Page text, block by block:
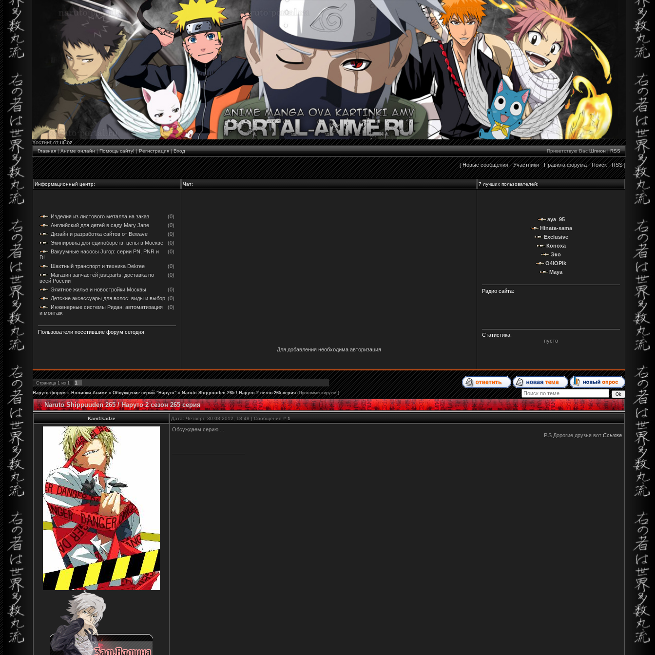
Хостинг отuCoz
Главная|Аниме онлайн|Помощь сайту!|Регистрация|Вход Приветствую Вас Шпион|RSS
[Новые сообщения·Участники·Правила форума·Поиск·RSS]
Информационный центр: Чат: 7 лучших пользователей:
Изделия из листового металла на заказ
(0)
Английский для детей в саду Mary Jane
(0)
Дизайн и разработка сайтов от Bewave
(0)
Экипировка для единоборств: цены в Москве
(0)
Вакуумные насосы Jurop: серии PN, PNR и
DL
(0)
Шахтный транспорт и техника Dekree
(0)
Магазин запчастей just.parts: доставка по
всей России
(0)
Элитное жилье и новостройки Москвы
(0)
Детские аксессуары для волос: виды и выбор (0)
Инженерные системы Ридан: автоматизация
и монтаж
(0)
Пользователи посетившие форум сегодня:
Для добавления необходима авторизация
aya_95
Hinata-sama
Exclusive
Коноха
Эко
O4IOPik
Maya
Радио сайта:
Статистика:
пусто
Страница 1 из 1 1
Наруто форум » Новинки Аниме » Обсуждение серий "Наруто" » Naruto Shippuuden 265 / Наруто 2 сезон 265 серия (Прокомментируем!)
Naruto Shippuuden 265 / Наруто 2 сезон 265 серия
Kam1kadze Дата: Четверг, 30.08.2012, 18:48 | Сообщение # 1
Обсуждаем серию ...
P.S Дорогие друзья вот Ccылка